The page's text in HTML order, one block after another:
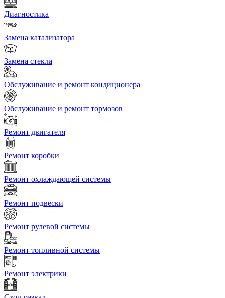
Диагностика
Замена катализатора
Замена стекла
Обслуживание и ремонт кондиционера
Обслуживание и ремонт тормозов
Ремонт двигателя
Ремонт коробки
Ремонт охлаждающей системы
Ремонт подвески
Ремонт рулевой системы
Ремонт топливной системы
Ремонт электрики